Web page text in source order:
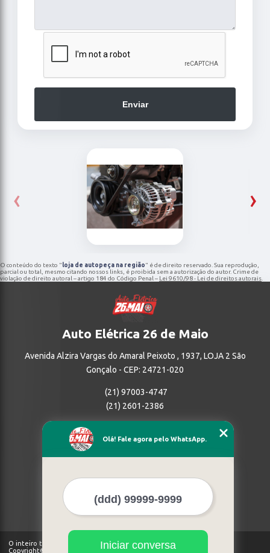
Enviar
‹ ›
O conteúdo do texto " loja de autopeça na região" é de direito reservado. Sua reprodução,
parcial ou total, mesmo citando nossos links, é proibida sem a autorização do autor. Crime de
violação de direito autoral – artigo 184 do Código Penal – Lei 9610/98 - Lei de direitos autorais
Auto Elétrica 26 de Maio
Avenida Alzira Vargas do Amaral Peixoto , 1937, LOJA 2 São
Gonçalo - CEP: 24721-020
(21) 97003-4747
(21) 2601-2386
Empresa
Missão
Mapa do site
O inteiro teor deste site está sujeito à proteção de direitos autorais.
Copyright© Auto Elétrica 26 de Maio (Lei 9610 de 19/02/1998)
Olá! Fale agora pelo WhatsApp.
Iniciar conversa